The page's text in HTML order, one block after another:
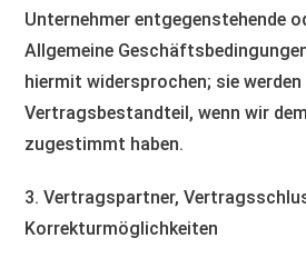
Unternehmer entgegenstehende
Allgemeine
hiermit widersprochen; sie werden
Vertragsbestandteil, wenn wir
zugestimmt haben.
3. Vertragspartner,
Korrekturmöglichkeiten